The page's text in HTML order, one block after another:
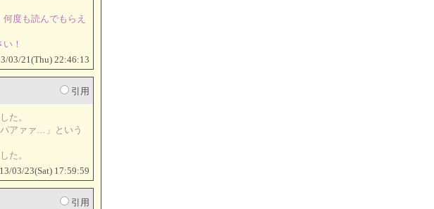
度も読んでもらえ
！
03/21(Thu) 22:46:13
引用
た。
アァァ…」という
た。
03/23(Sat) 17:59:59
引用